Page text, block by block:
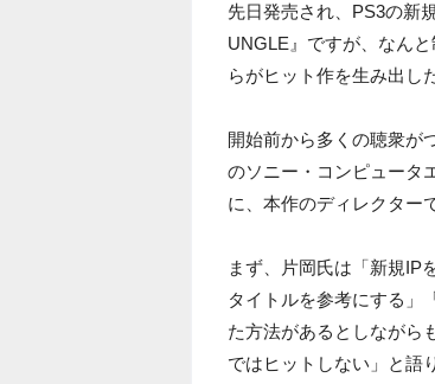
先日発売され、PS3の新
UNGLE』ですが、なん
らがヒット作を生み出し
開始前から多くの聴衆が
のソニー・コンピュータ
に、本作のディレクター
まず、片岡氏は「新規IP
タイトルを参考にする」
た方法があるとしながら
ではヒットしない」と語